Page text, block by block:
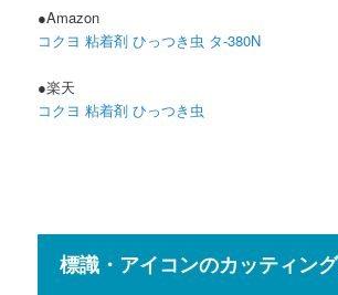
●Amazon
コクヨ 粘着剤 ひっつき虫 タ-380N
●楽天
コクヨ 粘着剤 ひっつき虫
標識・アイコンのカッティン